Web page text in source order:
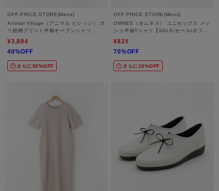
OFF PRICE STORE(Mens)
Animal Village（アニマル ビレッジ） ポ
リ総柄プリント半袖オープンシャツ
ル/デイリー/トレンド/ユニセックス】
¥3,894
40%OFF
さらに30%OFF
OFF PRICE STORE(Mens)
OMNES（オムネス） ユニセックス メッ
シュ半袖Tシャツ【SALE/セール/オフプ
¥825
70%OFF
さらに10%OFF